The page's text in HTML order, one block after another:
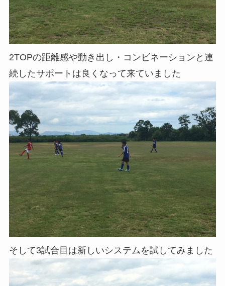
2TOPの距離感や動き出し・コンビネーションと連
続したサポートは良くなって来ていました
そして3試合目は新しいシステムを試してみました